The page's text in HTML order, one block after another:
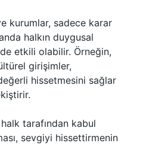
kurumlar, sadece karar
halkın duygusal
etkili olabilir. Örneğin,
girişimler,
hissetmesini sağlar
tarafından kabul
sevgiyi hissettirmenin